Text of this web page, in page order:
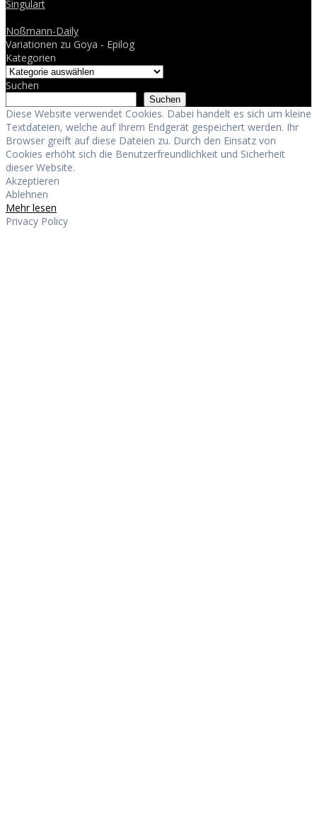
Singulart
Noßmann-Daily
Variationen zu Goya - Epilog
Kategorien
Suchen
Suchen
Diese Website verwendet Cookies. Dabei handelt es sich um kleine
Textdateien, welche auf Ihrem Endgerät gespeichert werden. Ihr
Browser greift auf diese Dateien zu. Durch den Einsatz von
Cookies erhöht sich die Benutzerfreundlichkeit und Sicherheit
dieser Website.
Akzeptieren
Ablehnen
Mehr lesen
Privacy Policy